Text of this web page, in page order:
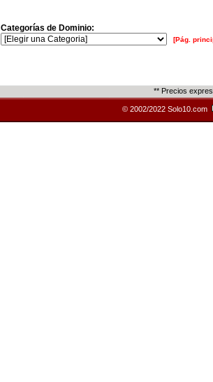
Categorías de Dominio:
[Pág.
** Precios
© 2002/2022 Solo10.com